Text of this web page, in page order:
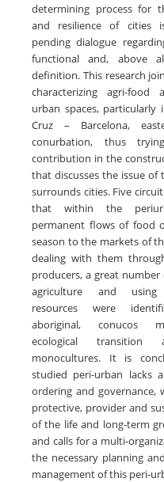
determining process for
and resilience of cities
pending dialogue
functional and, above
definition. This research
characterizing agri-
urban spaces,
Cruz – Barcelona,
conurbation, thus
contribution in the
that discusses the issue
surrounds cities. Five
that within the
permanent flows of food
season to the markets of
dealing with them
producers, a great
agriculture and using
resources were
aboriginal, conucos
ecological transition
monocultures. It is
studied peri-urban lacks
ordering and governance,
protective, provider and
of the life and long-term
and calls for a multi-
the necessary planning
management of this peri-